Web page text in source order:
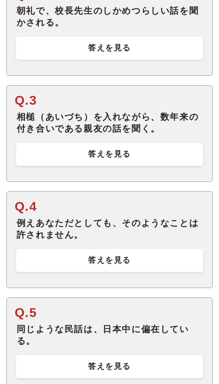
朝礼で、校長先生のしかめつらしい話を聞
かされる。
答えを見る
Q.3
相槌（あいづち）を入れながら、数年来の
付き合いである親友の話を聞く。
答えを見る
Q.4
例えあなただとしても、そのようなことは
許されません。
答えを見る
Q.5
同じような民話は、日本中に偏在してい
る。
答えを見る